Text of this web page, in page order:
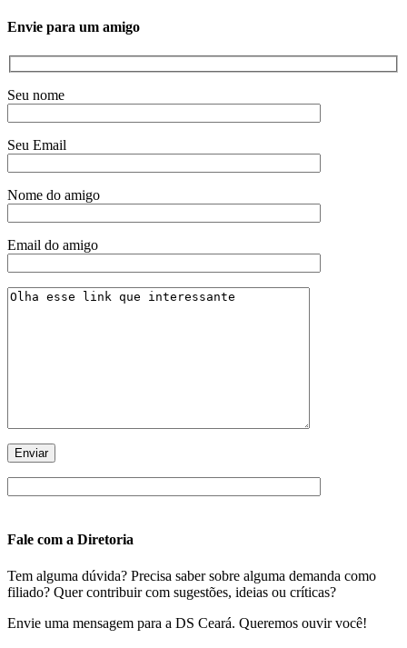
Envie para um amigo
Seu nome
Seu Email
Nome do amigo
Email do amigo
Fale com a Diretoria
Tem alguma dúvida? Precisa saber sobre alguma demanda como
filiado? Quer contribuir com sugestões, ideias ou críticas?
Envie uma mensagem para a DS Ceará. Queremos ouvir você!